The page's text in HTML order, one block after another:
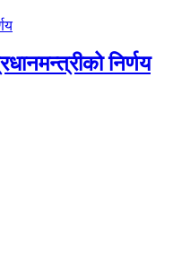
निर्णय